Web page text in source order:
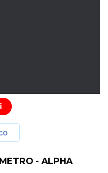
- ALPHA